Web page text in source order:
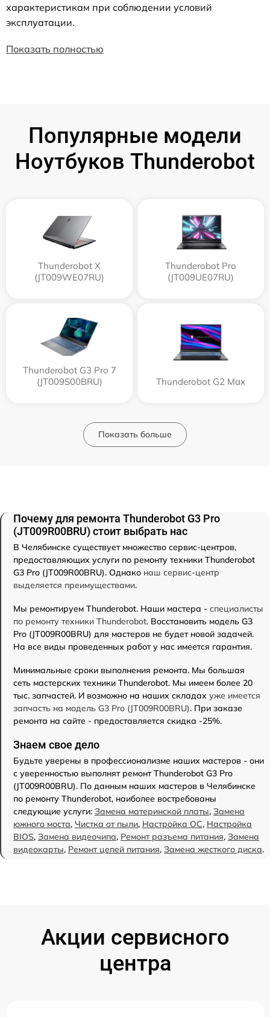
характеристикам при соблюдении условий
эксплуатации.
Показать полностью
Популярные модели
Ноутбуков Thunderobot
Thunderobot X
(JT009WE07RU)
Thunderobot Pro
(JT009UE07RU)
Thunderobot G3 Pro 7
(JT009S00BRU)
Thunderobot G2 Max
Показать больше
Почему для ремонта Thunderobot G3 Pro
(JT009R00BRU) стоит выбрать нас
В Челябинске существует множество сервис-центров,
предоставляющих услуги по ремонту техники Thunderobot
G3 Pro (JT009R00BRU). Однако наш сервис-центр
выделяется преимуществами.
Мы ремонтируем Thunderobot. Наши мастера - специалисты
по ремонту техники Thunderobot. Восстановить модель G3
Pro (JT009R00BRU) для мастеров не будет новой задачей.
На все виды проведенных работ у нас имеется гарантия.
Минимальные сроки выполнения ремонта. Мы большая
сеть мастерских техники Thunderobot. Мы имеем более 20
тыс. запчастей. И возможно на наших складах уже имеется
запчасть на модель G3 Pro (JT009R00BRU). При заказе
ремонта на сайте - предоставляется скидка -25%.
Знаем свое дело
Будьте уверены в профессионализме наших мастеров - они
с уверенностью выполнят ремонт Thunderobot G3 Pro
(JT009R00BRU). По данным наших мастеров в Челябинске
по ремонту Thunderobot, наиболее востребованы
следующие услуги: Замена материнской платы, Замена
южного моста, Чистка от пыли, Настройка ОС, Настройка
BIOS, Замена видеочипа, Ремонт разъема питания, Замена
видеокарты, Ремонт цепей питания, Замена жесткого диска.
Акции сервисного
центра